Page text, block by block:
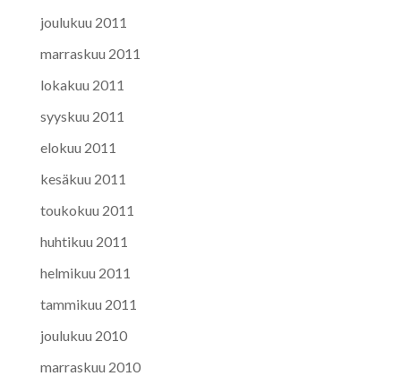
joulukuu 2011
marraskuu 2011
lokakuu 2011
syyskuu 2011
elokuu 2011
kesäkuu 2011
toukokuu 2011
huhtikuu 2011
helmikuu 2011
tammikuu 2011
joulukuu 2010
marraskuu 2010